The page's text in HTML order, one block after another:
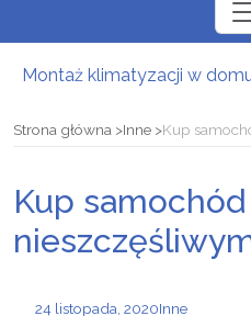
Strona główna Inne Kup
Kup
24 listopada, 2020Inne